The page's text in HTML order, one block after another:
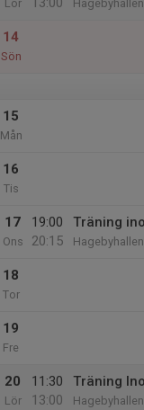
Lör Hagebyhallen
14
Sön
15
Mån
16
Tis
17
Ons
19:00
20:15
Träning
Hagebyhallen
18
Tor
19
Fre
20
Lör
11:30
13:00
Träning
Hagebyhallen